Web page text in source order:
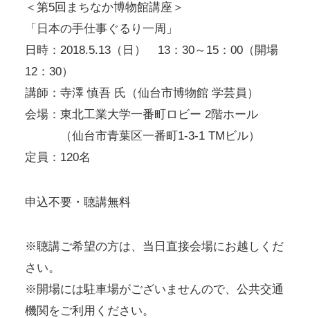
＜第5回まちなか博物館講座＞
「日本の手仕事ぐるり一周」
日時：2018.5.13（日） 13：30～15：00（開場
12：30）
講師：寺澤 慎吾 氏（仙台市博物館 学芸員）
会場：東北工業大学一番町ロビー 2階ホール
（仙台市青葉区一番町1-3-1 TMビル）
定員：120名
申込不要・聴講無料
※聴講ご希望の方は、当日直接会場にお越しくだ
さい。
※開場には駐車場がございませんので、公共交通
機関をご利用ください。